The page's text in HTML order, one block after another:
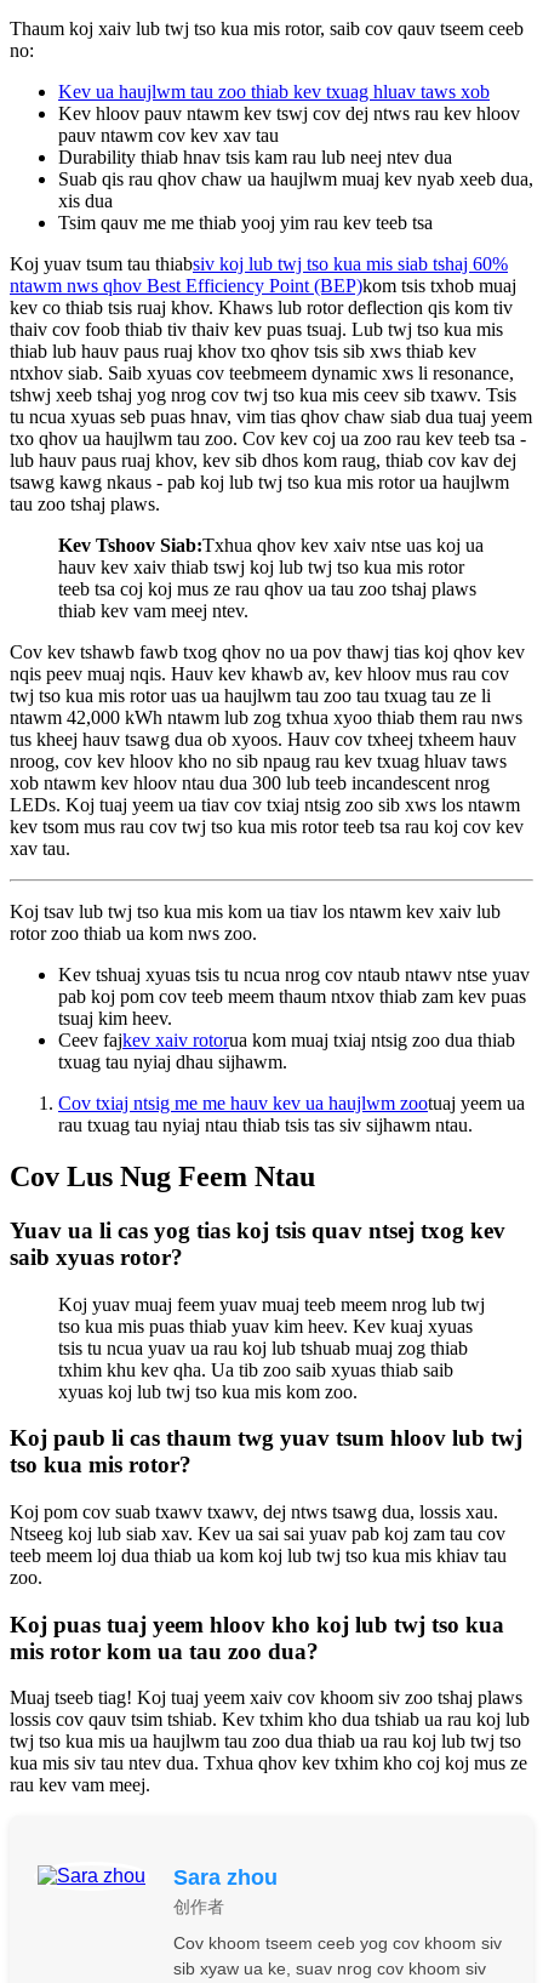
Thaum koj xaiv lub twj tso kua mis rotor, saib cov qauv tseem ceeb
no:
Kev ua haujlwm tau zoo thiab kev txuag hluav taws xob
Kev hloov pauv ntawm kev tswj cov dej ntws rau kev hloov
pauv ntawm cov kev xav tau
Durability thiab hnav tsis kam rau lub neej ntev dua
Suab qis rau qhov chaw ua haujlwm muaj kev nyab xeeb dua,
xis dua
Tsim qauv me me thiab yooj yim rau kev teeb tsa
Koj yuav tsum tau thiabsiv koj lub twj tso kua mis siab tshaj 60%
ntawm nws qhov Best Efficiency Point (BEP)kom tsis txhob muaj
kev co thiab tsis ruaj khov. Khaws lub rotor deflection qis kom tiv
thaiv cov foob thiab tiv thaiv kev puas tsuaj. Lub twj tso kua mis
thiab lub hauv paus ruaj khov txo qhov tsis sib xws thiab kev
ntxhov siab. Saib xyuas cov teebmeem dynamic xws li resonance,
tshwj xeeb tshaj yog nrog cov twj tso kua mis ceev sib txawv. Tsis
tu ncua xyuas seb puas hnav, vim tias qhov chaw siab dua tuaj yeem
txo qhov ua haujlwm tau zoo. Cov kev coj ua zoo rau kev teeb tsa -
lub hauv paus ruaj khov, kev sib dhos kom raug, thiab cov kav dej
tsawg kawg nkaus - pab koj lub twj tso kua mis rotor ua haujlwm
tau zoo tshaj plaws.
Kev Tshoov Siab:Txhua qhov kev xaiv ntse uas koj ua
hauv kev xaiv thiab tswj koj lub twj tso kua mis rotor
teeb tsa coj koj mus ze rau qhov ua tau zoo tshaj plaws
thiab kev vam meej ntev.
Cov kev tshawb fawb txog qhov no ua pov thawj tias koj qhov kev
nqis peev muaj nqis. Hauv kev khawb av, kev hloov mus rau cov
twj tso kua mis rotor uas ua haujlwm tau zoo tau txuag tau ze li
ntawm 42,000 kWh ntawm lub zog txhua xyoo thiab them rau nws
tus kheej hauv tsawg dua ob xyoos. Hauv cov txheej txheem hauv
nroog, cov kev hloov kho no sib npaug rau kev txuag hluav taws
xob ntawm kev hloov ntau dua 300 lub teeb incandescent nrog
LEDs. Koj tuaj yeem ua tiav cov txiaj ntsig zoo sib xws los ntawm
kev tsom mus rau cov twj tso kua mis rotor teeb tsa rau koj cov kev
xav tau.
Koj tsav lub twj tso kua mis kom ua tiav los ntawm kev xaiv lub
rotor zoo thiab ua kom nws zoo.
Kev tshuaj xyuas tsis tu ncua nrog cov ntaub ntawv ntse yuav
pab koj pom cov teeb meem thaum ntxov thiab zam kev puas
tsuaj kim heev.
Ceev fajkev xaiv rotorua kom muaj txiaj ntsig zoo dua thiab
txuag tau nyiaj dhau sijhawm.
Cov txiaj ntsig me me hauv kev ua haujlwm zootuaj yeem ua
rau txuag tau nyiaj ntau thiab tsis tas siv sijhawm ntau.
Cov Lus Nug Feem Ntau
Yuav ua li cas yog tias koj tsis quav ntsej txog kev
saib xyuas rotor?
Koj yuav muaj feem yuav muaj teeb meem nrog lub twj
tso kua mis puas thiab yuav kim heev. Kev kuaj xyuas
tsis tu ncua yuav ua rau koj lub tshuab muaj zog thiab
txhim khu kev qha. Ua tib zoo saib xyuas thiab saib
xyuas koj lub twj tso kua mis kom zoo.
Koj paub li cas thaum twg yuav tsum hloov lub twj
tso kua mis rotor?
Koj pom cov suab txawv txawv, dej ntws tsawg dua, lossis xau.
Ntseeg koj lub siab xav. Kev ua sai sai yuav pab koj zam tau cov
teeb meem loj dua thiab ua kom koj lub twj tso kua mis khiav tau
zoo.
Koj puas tuaj yeem hloov kho koj lub twj tso kua
mis rotor kom ua tau zoo dua?
Muaj tseeb tiag! Koj tuaj yeem xaiv cov khoom siv zoo tshaj plaws
lossis cov qauv tsim tshiab. Kev txhim kho dua tshiab ua rau koj lub
twj tso kua mis ua haujlwm tau zoo dua thiab ua rau koj lub twj tso
kua mis siv tau ntev dua. Txhua qhov kev txhim kho coj koj mus ze
rau kev vam meej.
Sara zhou
创作者
Cov khoom tseem ceeb yog cov khoom siv
sib xyaw ua ke, suav nrog cov khoom siv